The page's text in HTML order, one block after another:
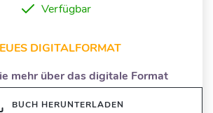
Verfügbar
DIGITALFORMAT
mehr über das digitale Format
BUCH HERUNTERLADEN